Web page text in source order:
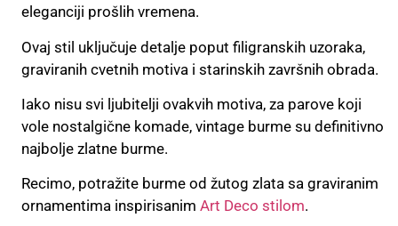
eleganciji prošlih vremena.
Ovaj stil uključuje detalje poput filigranskih uzoraka,
graviranih cvetnih motiva i starinskih završnih obrada.
Iako nisu svi ljubitelji ovakvih motiva, za parove koji
vole nostalgične komade, vintage burme su definitivno
najbolje zlatne burme.
Recimo, potražite burme od žutog zlata sa graviranim
ornamentima inspirisanim Art Deco stilom.